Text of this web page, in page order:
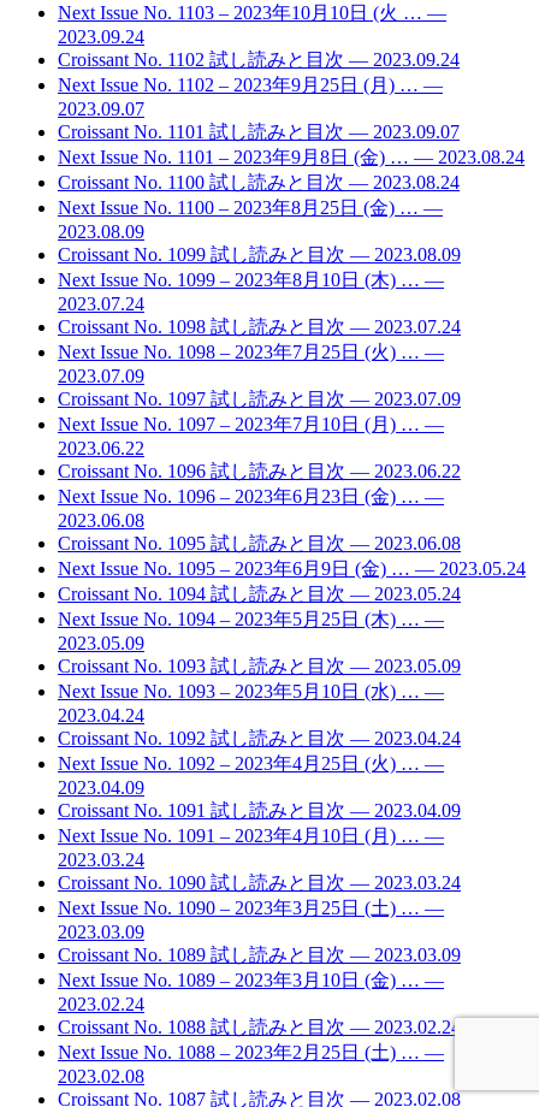
Next Issue No. 1103 – 2023年10月10日 (火 … —
2023.09.24
Croissant No. 1102 試し読みと目次 — 2023.09.24
Next Issue No. 1102 – 2023年9月25日 (月) … —
2023.09.07
Croissant No. 1101 試し読みと目次 — 2023.09.07
Next Issue No. 1101 – 2023年9月8日 (金) … — 2023.08.24
Croissant No. 1100 試し読みと目次 — 2023.08.24
Next Issue No. 1100 – 2023年8月25日 (金) … —
2023.08.09
Croissant No. 1099 試し読みと目次 — 2023.08.09
Next Issue No. 1099 – 2023年8月10日 (木) … —
2023.07.24
Croissant No. 1098 試し読みと目次 — 2023.07.24
Next Issue No. 1098 – 2023年7月25日 (火) … —
2023.07.09
Croissant No. 1097 試し読みと目次 — 2023.07.09
Next Issue No. 1097 – 2023年7月10日 (月) … —
2023.06.22
Croissant No. 1096 試し読みと目次 — 2023.06.22
Next Issue No. 1096 – 2023年6月23日 (金) … —
2023.06.08
Croissant No. 1095 試し読みと目次 — 2023.06.08
Next Issue No. 1095 – 2023年6月9日 (金) … — 2023.05.24
Croissant No. 1094 試し読みと目次 — 2023.05.24
Next Issue No. 1094 – 2023年5月25日 (木) … —
2023.05.09
Croissant No. 1093 試し読みと目次 — 2023.05.09
Next Issue No. 1093 – 2023年5月10日 (水) … —
2023.04.24
Croissant No. 1092 試し読みと目次 — 2023.04.24
Next Issue No. 1092 – 2023年4月25日 (火) … —
2023.04.09
Croissant No. 1091 試し読みと目次 — 2023.04.09
Next Issue No. 1091 – 2023年4月10日 (月) … —
2023.03.24
Croissant No. 1090 試し読みと目次 — 2023.03.24
Next Issue No. 1090 – 2023年3月25日 (土) … —
2023.03.09
Croissant No. 1089 試し読みと目次 — 2023.03.09
Next Issue No. 1089 – 2023年3月10日 (金) … —
2023.02.24
Croissant No. 1088 試し読みと目次 — 2023.02.24
Next Issue No. 1088 – 2023年2月25日 (土) … —
2023.02.08
Croissant No. 1087 試し読みと目次 — 2023.02.08